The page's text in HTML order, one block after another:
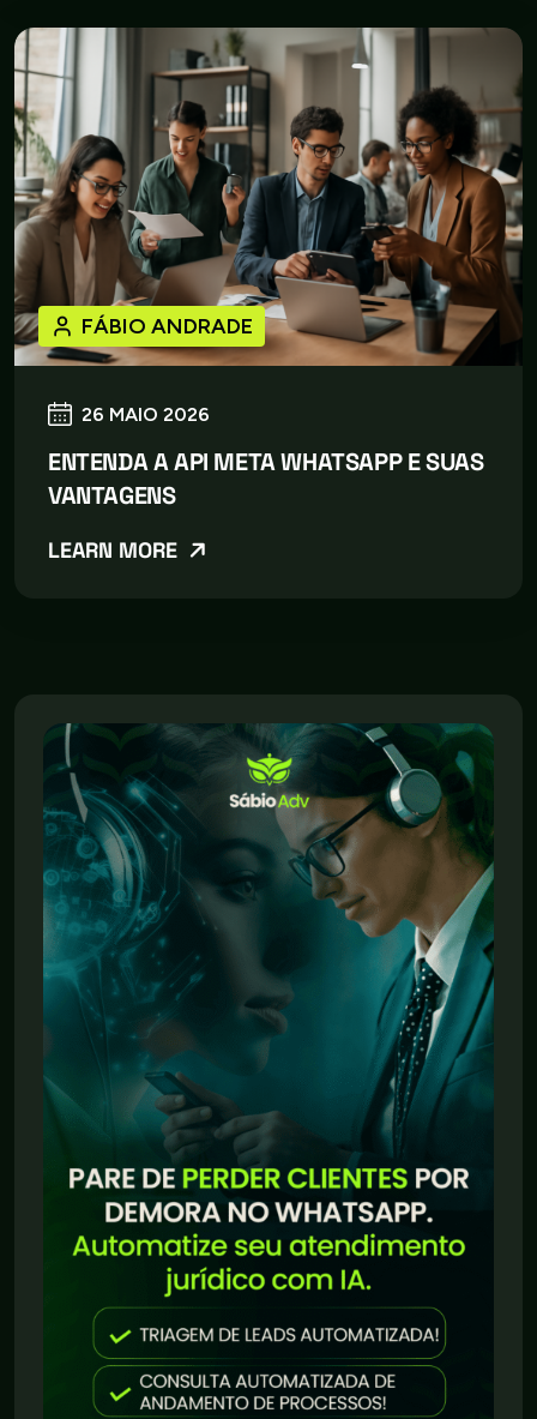
26 MAIO 2026
FÁBIO ANDRADE
ENTENDA A API META WHATSAPP E SUAS
VANTAGENS
LEARN MORE